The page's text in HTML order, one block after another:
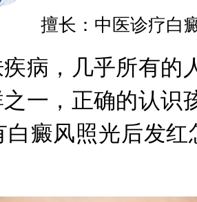
擅长：中医诊疗白
，几乎所有的
一，正确的认识
癜风照光后发红